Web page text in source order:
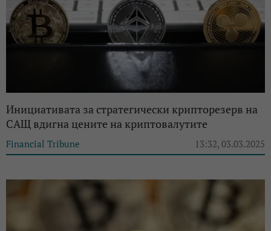
Инициативата за стратегически крипторезерв на
САЩ вдигна цените на криптовалутите
Financial Tribune 13:32, 03.03.2025